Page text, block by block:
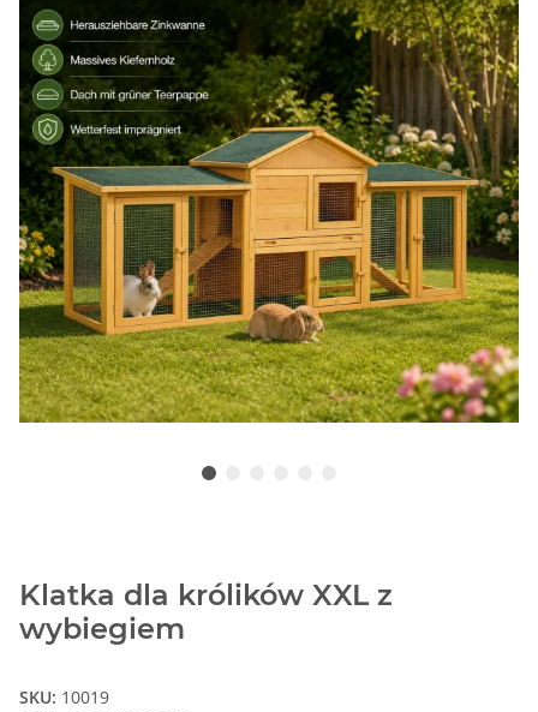
Klatka dla królików XXL z
wybiegiem
SKU: 10019